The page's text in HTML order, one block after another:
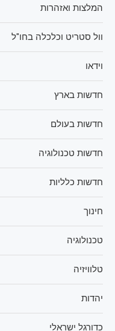
המלצות ואזהרות
וול סטריט וכלכלה בחו"ל
וידאו
חדשות בארץ
חדשות בעולם
חדשות טכנולוגיה
חדשות כלליות
חינוך
טכנולוגיה
טלוויזיה
יהדות
כדורגל ישראלי